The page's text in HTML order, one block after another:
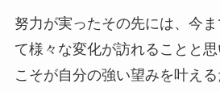
努力が実ったその先には、今
て様々な変化が訪れることと
こそが自分の強い望みを叶え